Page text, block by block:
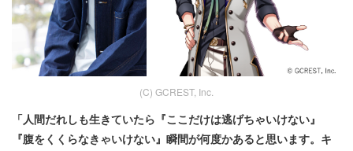
(C) GCREST, Inc.
「人間だれしも生きていたら『ここだけは逃げちゃいけない』
『腹をくくらなきゃいけない』瞬間が何度かあると思います。キ